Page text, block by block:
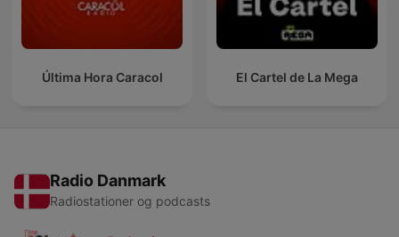
Última Hora Caracol El Cartel de La Mega
Radio Danmark
Radiostationer og podcasts